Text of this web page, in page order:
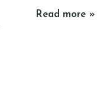
Read more »